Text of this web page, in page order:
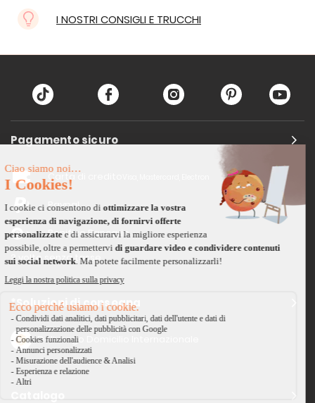
I NOSTRI CONSIGLI E TRUCCHI
Pagamento sicuro
Carta di credito
Paypal
Bonifico Bancario
3 volte senza tasse
*Soluzioni di consegna
Delivengo Domicilio Internazionale
Catalogo